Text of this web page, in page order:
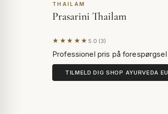
THAILAM
Prasarini Thailam
★★★★★ 5.0 (3)
Baseret på 3 anmeldelser
Professionel pris på forespørgsel
TILMELD DIG SHOP AYURVEDA EU